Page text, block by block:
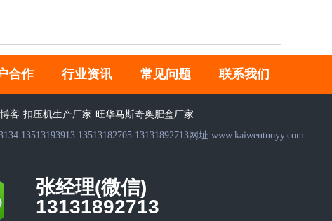
张经理(微信)
13131892713
合作 行业资讯 常见问题 联系我们
客 扣压机生产厂家 旺华马斯奇奥肥盒厂家
13513182705 13131892713网址:www.kaiwentuoyy.com